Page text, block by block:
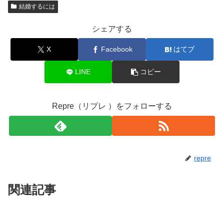
結婚するには
シェアする
X Facebook はてブ
LINE コピー
Repre（リプレ ）をフォローする
repre
関連記事